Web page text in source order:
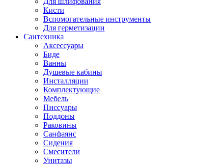
Кисти
Вспомогательные инструменты
Для герметизации
Сантехника
Аксессуары
Биде
Ванны
Душевые кабины
Инсталляции
Комплектующие
Мебель
Писсуары
Поддоны
Раковины
Санфаянс
Сидения
Смесители
Унитазы